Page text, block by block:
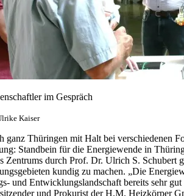
im Gespräch
Kaiser
ganz Thüringen mit Halt bei verschiedenen
Standbein für die Energiewende in
Zentrums durch Prof. Dr. Ulrich S. Schubert
kundig zu machen. „Die
und Entwicklungslandschaft bereits sehr
und Prokurist der H.M. Heizkörper